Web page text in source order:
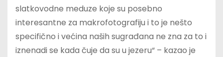
slatkovodne meduze koje su posebno
interesantne za makrofotografiju i to je nešto
specifično i većina naših sugrađana ne zna za to i
iznenadi se kada čuje da su u jezeru“ – kazao je